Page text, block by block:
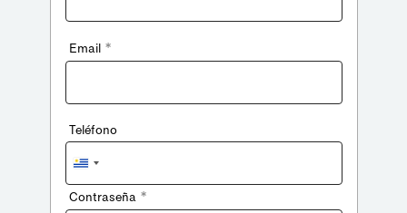
Email *
Teléfono
Uruguay
+598
Contraseña *